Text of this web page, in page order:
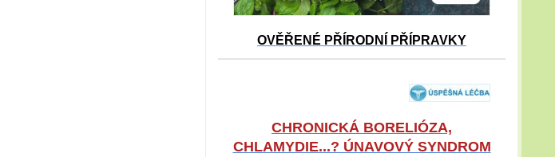
OVĚŘENÉ PŘÍRODNÍ PŘÍPRAVKY
CHRONICKÁ BORELIÓZA,
CHLAMYDIE...? ÚNAVOVÝ SYNDROM